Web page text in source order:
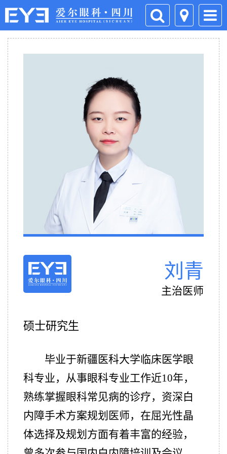
刘青
主治医师
硕士研究生
毕业于新疆医科大学临床医学眼
科专业，从事眼科专业工作近10年，
熟练掌握眼科常见病的诊疗，资深白
内障手术方案规划医师，在屈光性晶
体选择及规划方面有着丰富的经验，